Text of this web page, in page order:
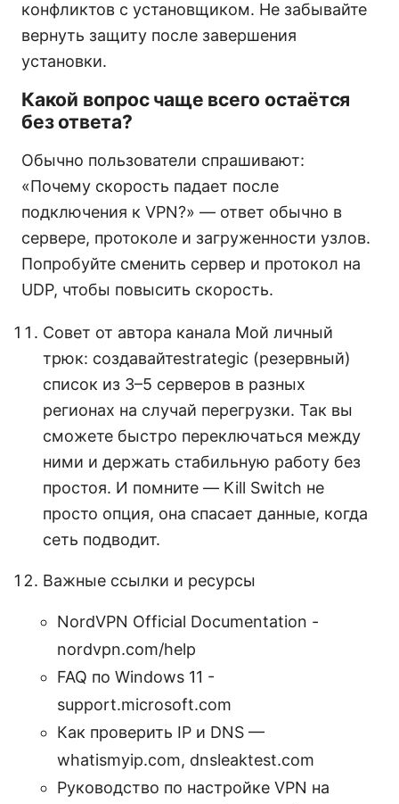
конфликтов с установщиком. Не забывайте
вернуть защиту после завершения
установки.
Какой вопрос чаще всего остаётся
без ответа?
Обычно пользователи спрашивают:
«Почему скорость падает после
подключения к VPN?» — ответ обычно в
сервере, протоколе и загруженности узлов.
Попробуйте сменить сервер и протокол на
UDP, чтобы повысить скорость.
Совет от автора канала Мой личный
трюк: создавайтеstrategic (резервный)
список из 3–5 серверов в разных
регионах на случай перегрузки. Так вы
сможете быстро переключаться между
ними и держать стабильную работу без
простоя. И помните — Kill Switch не
просто опция, она спасает данные, когда
сеть подводит.
Важные ссылки и ресурсы
NordVPN Official Documentation -
nordvpn.com/help
FAQ по Windows 11 -
support.microsoft.com
Как проверить IP и DNS —
whatismyip.com, dnsleaktest.com
Руководство по настройке VPN на